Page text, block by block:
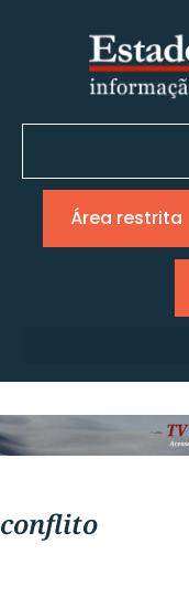
Área restrita
conflito